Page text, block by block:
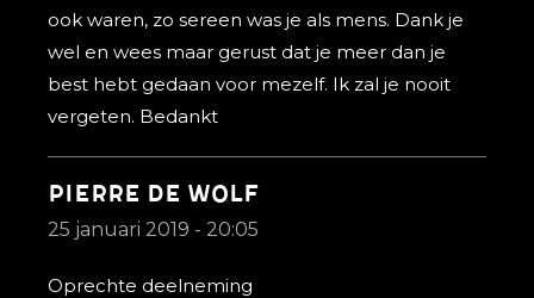
ook waren, zo sereen was je als mens. Dank je
wel en wees maar gerust dat je meer dan je
best hebt gedaan voor mezelf. Ik zal je nooit
vergeten. Bedankt
Pierre De wolf
25 januari 2019 - 20:05
Oprechte deelneming